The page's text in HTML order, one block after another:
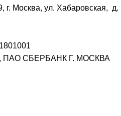
г. Москва, ул. Хабаровская, д.
, ПАО СБЕРБАНК Г. МОСКВА